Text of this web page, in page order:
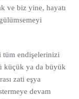
ve biz yine, hayatı
tüm endişelerinizi
küçük ya da büyük
zati eşya
devam